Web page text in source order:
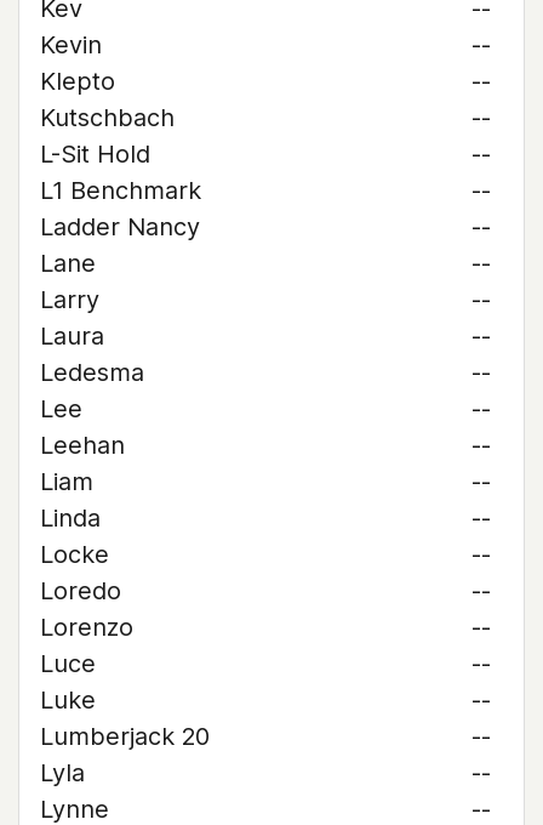
Kev
--
Kevin
--
Klepto
--
Kutschbach
--
L-Sit Hold
--
L1 Benchmark
--
Ladder Nancy
--
Lane
--
Larry
--
Laura
--
Ledesma
--
Lee
--
Leehan
--
Liam
--
Linda
--
Locke
--
Loredo
--
Lorenzo
--
Luce
--
Luke
--
Lumberjack 20
--
Lyla
--
Lynne
--